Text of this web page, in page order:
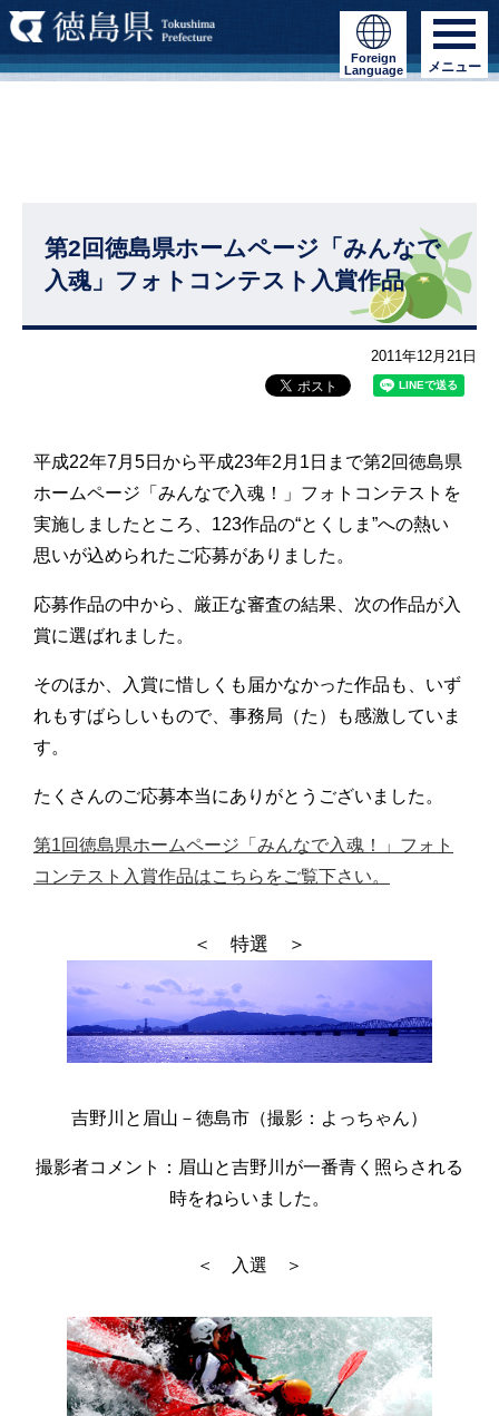
Foreign
Language
メニュー
第2回徳島県ホームページ「みんなで
入魂」フォトコンテスト入賞作品
2011年12月21日
平成22年7月5日から平成23年2月1日まで第2回徳島県
ホームページ「みんなで入魂！」フォトコンテストを
実施しましたところ、123作品の“とくしま”への熱い
思いが込められたご応募がありました。
応募作品の中から、厳正な審査の結果、次の作品が入
賞に選ばれました。
そのほか、入賞に惜しくも届かなかった作品も、いず
れもすばらしいもので、事務局（た）も感激していま
す。
たくさんのご応募本当にありがとうございました。
第1回徳島県ホームページ「みんなで入魂！」フォト
コンテスト入賞作品はこちらをご覧下さい。
＜ 特選 ＞
吉野川と眉山－徳島市（撮影：よっちゃん）
撮影者コメント：眉山と吉野川が一番青く照らされる
時をねらいました。
＜ 入選 ＞